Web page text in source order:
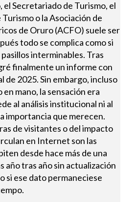
el Secretariado de Turismo, el
o la Asociación de
de Oruro (ACFO) suele ser
todo se complica como si
interminables. Tras
finalmente un informe con
de 2025. Sin embargo, incluso
mano, la sensación era
al análisis institucional ni al
importancia que merecen.
de visitantes o del impacto
en Internet son las
desde hace más de una
año tras año sin actualización
si ese dato permaneciese